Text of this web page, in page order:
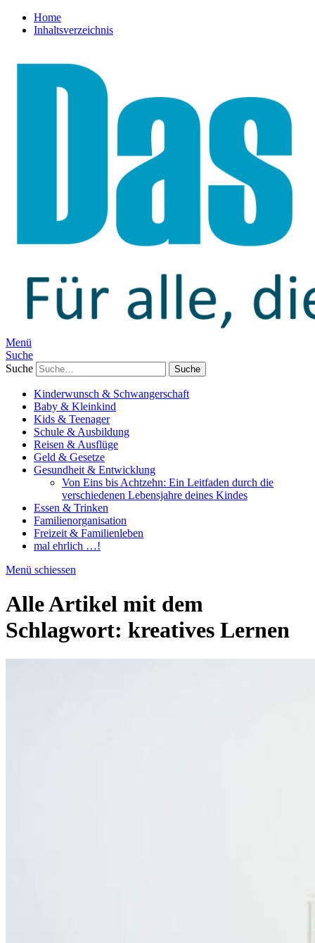
Home
Inhaltsverzeichnis
Menü
Suche
Suche
Kinderwunsch & Schwangerschaft
Baby & Kleinkind
Kids & Teenager
Schule & Ausbildung
Reisen & Ausflüge
Geld & Gesetze
Gesundheit & Entwicklung
Von Eins bis Achtzehn: Ein Leitfaden durch die
verschiedenen Lebensjahre deines Kindes
Essen & Trinken
Familienorganisation
Freizeit & Familienleben
mal ehrlich …!
Menü schiessen
Alle Artikel mit dem
Schlagwort: kreatives Lernen